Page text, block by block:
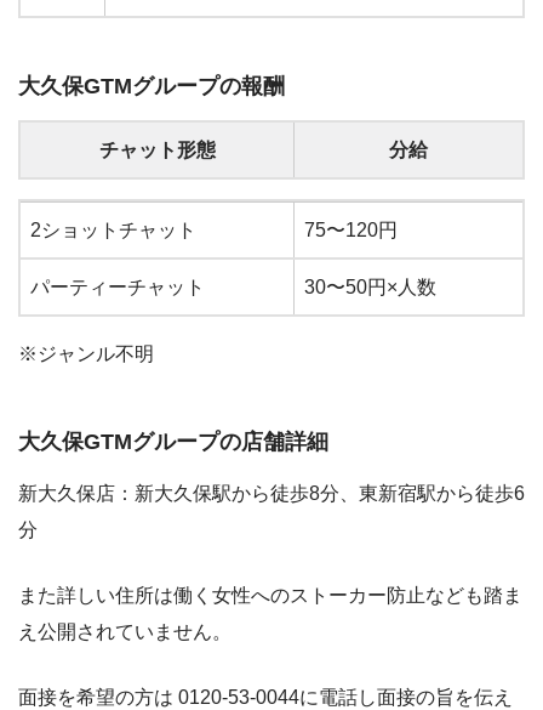
大久保GTMグループの報酬
チャット形態 分給
チャット形態 分給
2ショットチャット 75〜120円
パーティーチャット 30〜50円×人数
※ジャンル不明
大久保GTMグループの店舗詳細
新大久保店：新大久保駅から徒歩8分、東新宿駅から徒歩6
分
また詳しい住所は働く女性へのストーカー防止なども踏ま
え公開されていません。
面接を希望の方は 0120-53-0044に電話し面接の旨を伝え